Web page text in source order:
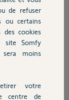
pan...
aux deux
être le plus gros
de refuser
ou certains
des cookies
site Somfy
sera moins
votre
centre de